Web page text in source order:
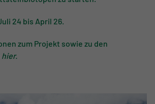
24 bis April 26.
zum Projekt sowie zu den
hier.